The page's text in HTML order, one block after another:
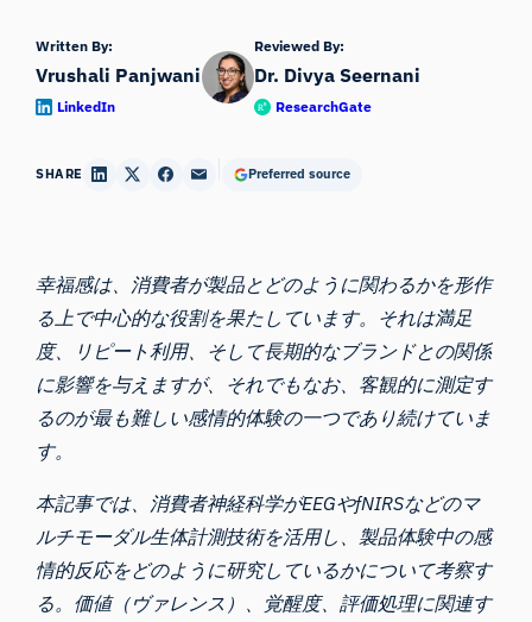
Written By:
Vrushali Panjwani
LinkedIn
Reviewed By:
Dr. Divya Seernani
ResearchGate
SHARE Preferred source
幸福感は、消費者が製品とどのように関わるかを形作
る上で中心的な役割を果たしています。それは満足
度、リピート利用、そして長期的なブランドとの関係
に影響を与えますが、それでもなお、客観的に測定す
るのが最も難しい感情的体験の一つであり続けていま
す。
本記事では、消費者神経科学がEEGやfNIRSなどのマ
ルチモーダル生体計測技術を活用し、製品体験中の感
情的反応をどのように研究しているかについて考察す
る。価値（ヴァレンス）、覚醒度、評価処理に関連す